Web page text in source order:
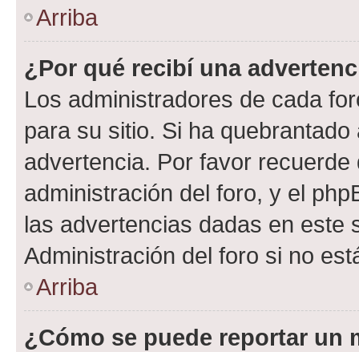
Arriba
¿Por qué recibí una
Los administradores de cada
para su sitio. Si ha
advertencia. Por favor
administración del foro, y el
las advertencias dadas en este
Administración del foro si no
Arriba
¿Cómo se puede reportar un